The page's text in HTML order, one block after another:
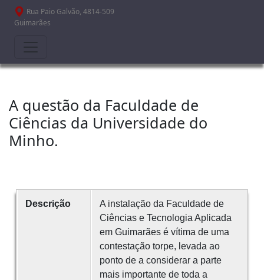
Passar para o conteúdo principal
Rua Paio Galvão, 4814-509
Guimarães
A questão da Faculdade de
Ciências da Universidade do
Minho.
Descrição
A instalação da Faculdade de
Ciências e Tecnologia Aplicada
em Guimarães é vítima de uma
contestação torpe, levada ao
ponto de a considerar a parte
mais importante de toda a